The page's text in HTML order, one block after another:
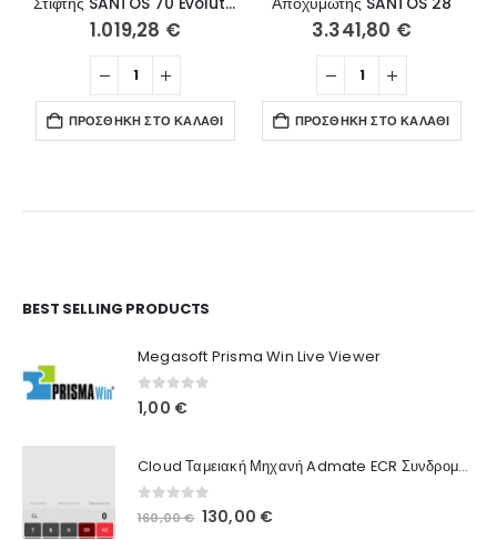
1.019,28 €
ΠΡΟΣΘΉΚΗ ΣΤΟ ΚΑΛΆΘΙ
3.341,80 €
ΠΡΟΣΘΉΚΗ ΣΤΟ ΚΑΛΆΘΙ
BEST SELLING PRODUCTS
Megasoft Prisma Win Live Viewer
0 out of 5
1,00 €
Cloud Ταμειακή Μηχανή Admate ECR Συνδρομή 12 μηνών
out of 5
160,00€ Original
130,00 €Η
Ο Λογαριασμός μου
Στοιχεία λογαριασμού
Παραγγελίες
Πληροφορίες Καταστήματος
Ποιοι Είμαστε